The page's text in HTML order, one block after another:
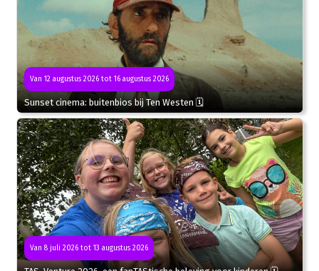
Van 12 augustus 2026 tot 16 augustus 2026
Sunset cinema: buitenbios bij Ten Westen 🗓
Van 8 juli 2026 tot 13 augustus 2026